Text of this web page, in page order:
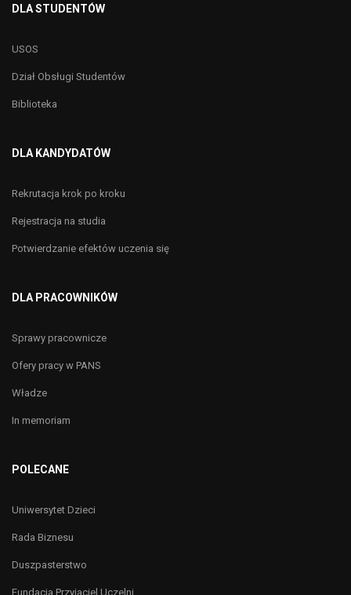
DLA STUDENTÓW
USOS
Dział Obsługi Studentów
Biblioteka
DLA KANDYDATÓW
Rekrutacja krok po kroku
Rejestracja na studia
Potwierdzanie efektów uczenia się
DLA PRACOWNIKÓW
Sprawy pracownicze
Ofery pracy w PANS
Władze
In memoriam
POLECANE
Uniwersytet Dzieci
Rada Biznesu
Duszpasterstwo
Fundacja Przyjaciel Uczelni